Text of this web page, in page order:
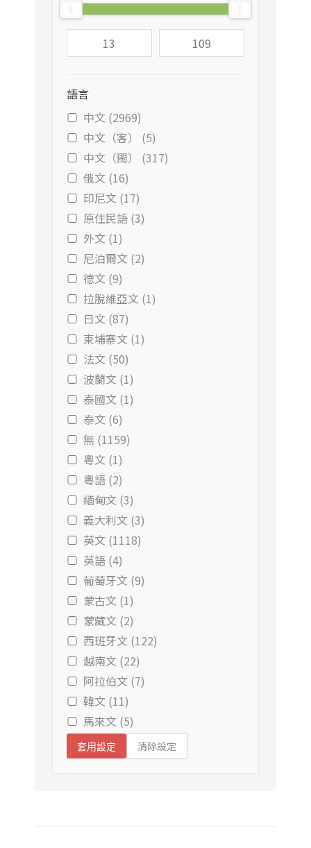
語言
中文 (2969)
中文（客） (5)
中文（閩） (317)
俄文 (16)
印尼文 (17)
原住民語 (3)
外文 (1)
尼泊爾文 (2)
德文 (9)
拉脫維亞文 (1)
日文 (87)
柬埔寨文 (1)
法文 (50)
波蘭文 (1)
泰國文 (1)
泰文 (6)
無 (1159)
粵文 (1)
粵語 (2)
緬甸文 (3)
義大利文 (3)
英文 (1118)
英語 (4)
葡萄牙文 (9)
蒙古文 (1)
蒙藏文 (2)
西班牙文 (122)
越南文 (22)
阿拉伯文 (7)
韓文 (11)
馬來文 (5)
套用設定 清除設定